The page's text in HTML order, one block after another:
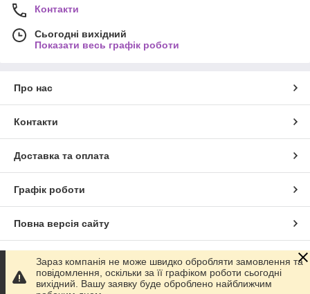
Контакти
Сьогодні вихідний
Показати весь графік роботи
Про нас
Контакти
Доставка та оплата
Графік роботи
Повна версія сайту
Сайт створено на маркетплейсі Prom.ua
Політика конфіденційності
Зараз компанія не може швидко обробляти замовлення та
повідомлення, оскільки за її графіком роботи сьогодні
вихідний. Вашу заявку буде оброблено найближчим